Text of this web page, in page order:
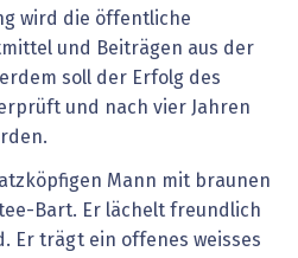
wird die öffentliche
und Beiträgen aus der
soll der Erfolg des
und nach vier Jahren